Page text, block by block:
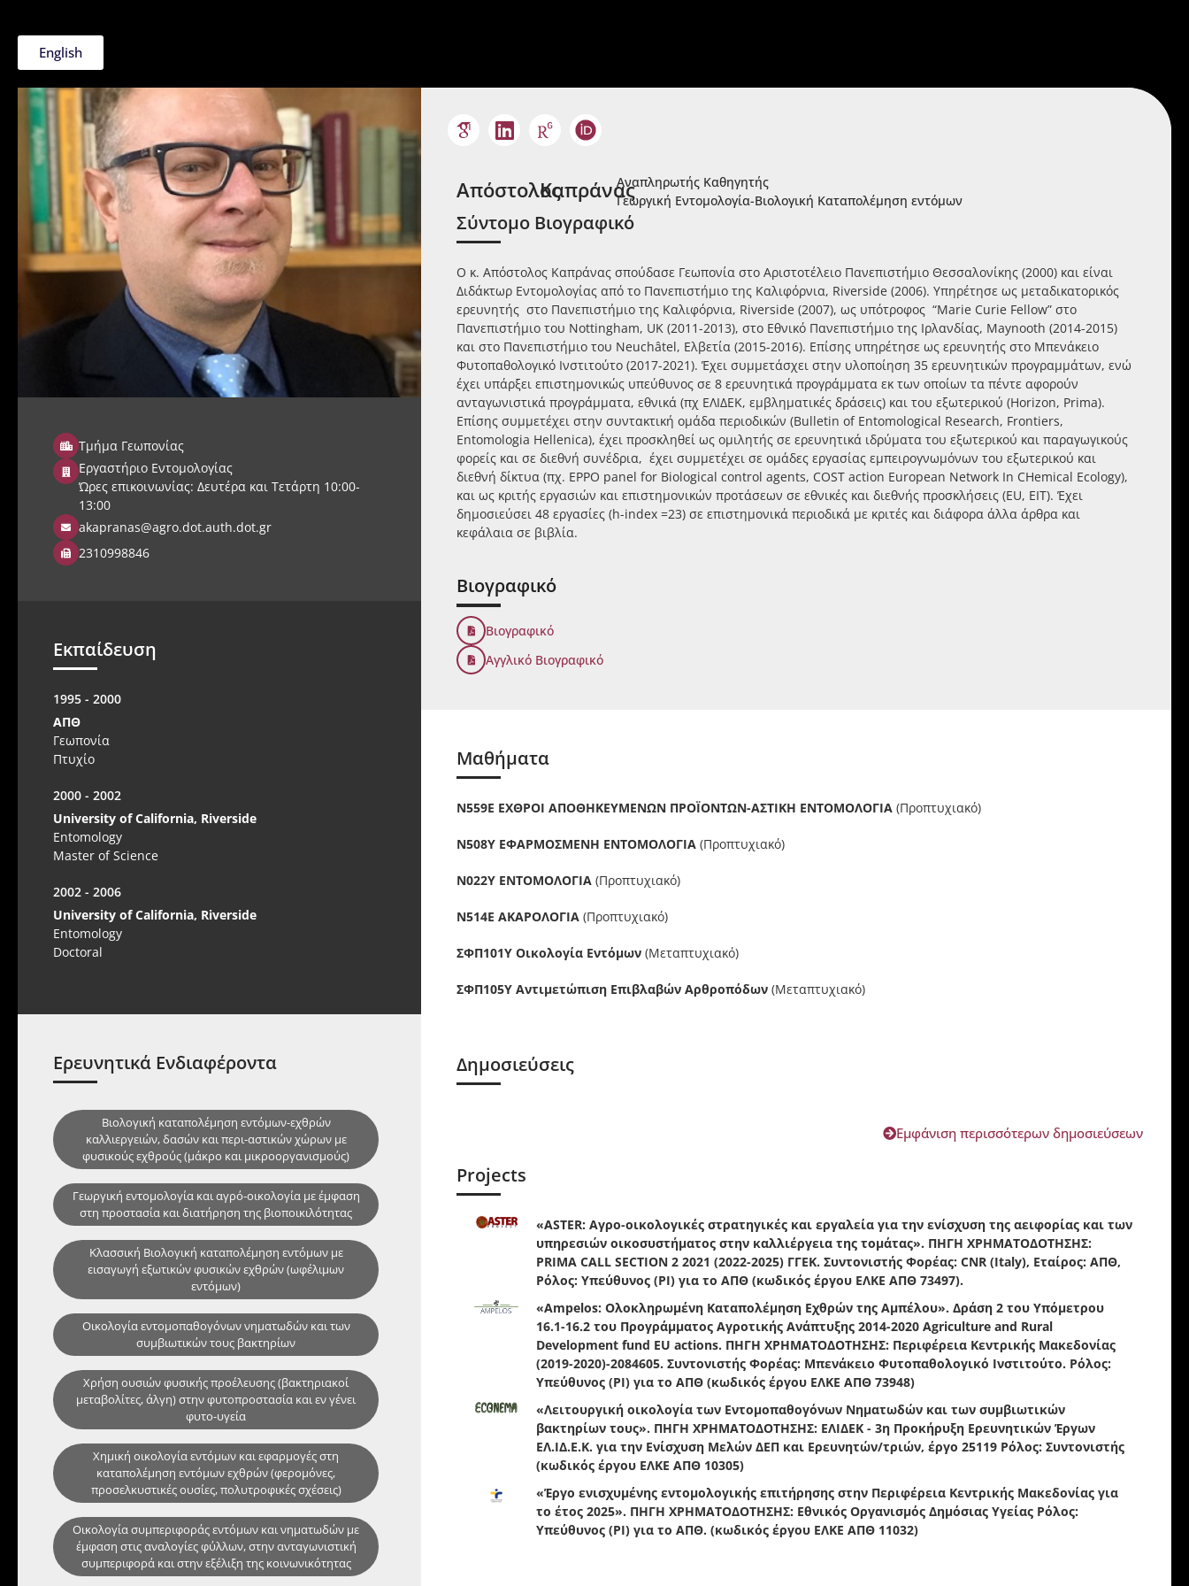
English
Τμήμα Γεωπονίας
Εργαστήριο Εντομολογίας
Ώρες επικοινωνίας: Δευτέρα και Τετάρτη 10:00-
13:00
akapranas@agro.dot.auth.dot.gr
2310998846
Εκπαίδευση
1995 - 2000
ΑΠΘ
Γεωπονία
Πτυχίo
2000 - 2002
University of California, Riverside
Entomology
Master of Science
2002 - 2006
University of California, Riverside
Entomology
Doctoral
Ερευνητικά Ενδιαφέροντα
Βιολογική καταπολέμηση εντόμων-εχθρών
καλλιεργειών, δασών και περι-αστικών χώρων με
φυσικούς εχθρούς (μάκρο και μικροοργανισμούς)
Γεωργική εντομολογία και αγρό-οικολογία με έμφαση
στη προστασία και διατήρηση της βιοποικιλότητας
Κλασσική Βιολογική καταπολέμηση εντόμων με
εισαγωγή εξωτικών φυσικών εχθρών (ωφέλιμων
εντόμων)
Οικολογία εντομοπαθογόνων νηματωδών και των
συμβιωτικών τους βακτηρίων
Χρήση ουσιών φυσικής προέλευσης (βακτηριακοί
μεταβολίτες, άλγη) στην φυτοπροστασία και εν γένει
φυτο-υγεία
Χημική οικολογία εντόμων και εφαρμογές στη
καταπολέμηση εντόμων εχθρών (φερομόνες,
προσελκυστικές ουσίες, πολυτροφικές σχέσεις)
Οικολογία συμπεριφοράς εντόμων και νηματωδών με
έμφαση στις αναλογίες φύλλων, στην ανταγωνιστική
συμπεριφορά και στην εξέλιξη της κοινωνικότητας
ΑπόστολοςΚαπράναςΑναπληρωτής Καθηγητής
Γεωργική Εντομολογία-Βιολογική Καταπολέμηση εντόμων
Σύντομο Βιογραφικό
Ο κ. Απόστολος Καπράνας σπούδασε Γεωπονία στο Αριστοτέλειο Πανεπιστήμιο Θεσσαλονίκης (2000) και είναι
Διδάκτωρ Εντομολογίας από το Πανεπιστήμιο της Καλιφόρνια, Riverside (2006). Υπηρέτησε ως μεταδικατορικός
ερευνητής στο Πανεπιστήμιο της Καλιφόρνια, Riverside (2007), ως υπότροφος “Marie Curie Fellow” στο
Πανεπιστήμιο του Nottingham, UK (2011-2013), στο Εθνικό Πανεπιστήμιο της Ιρλανδίας, Maynooth (2014-2015)
και στο Πανεπιστήμιο του Neuchâtel, Ελβετία (2015-2016). Επίσης υπηρέτησε ως ερευνητής στο Μπενάκειο
Φυτοπαθολογικό Ινστιτούτο (2017-2021). Έχει συμμετάσχει στην υλοποίηση 35 ερευνητικών προγραμμάτων, ενώ
έχει υπάρξει επιστημονικώς υπεύθυνος σε 8 ερευνητικά προγράμματα εκ των οποίων τα πέντε αφορούν
ανταγωνιστικά προγράμματα, εθνικά (πχ ΕΛΙΔΕΚ, εμβληματικές δράσεις) και του εξωτερικού (Horizon, Prima).
Επίσης συμμετέχει στην συντακτική ομάδα περιοδικών (Bulletin of Εntomological Research, Frontiers,
Entomologia Hellenica), έχει προσκληθεί ως ομιλητής σε ερευνητικά ιδρύματα του εξωτερικού και παραγωγικούς
φορείς και σε διεθνή συνέδρια, έχει συμμετέχει σε ομάδες εργασίας εμπειρογνωμόνων του εξωτερικού και
διεθνή δίκτυα (πχ. EPPO panel for Biological control agents, COST action European Network In CHemical Ecology),
και ως κριτής εργασιών και επιστημονικών προτάσεων σε εθνικές και διεθνής προσκλήσεις (EU, EIT). Έχει
δημοσιεύσει 48 εργασίες (h-index =23) σε επιστημονικά περιοδικά με κριτές και διάφορα άλλα άρθρα και
κεφάλαια σε βιβλία.
Βιογραφικό
Βιογραφικό
Αγγλικό Βιογραφικό
Μαθήματα
Ν559Ε ΕΧΘΡΟΙ ΑΠΟΘΗΚΕΥΜΕΝΩΝ ΠΡΟΪΟΝΤΩΝ-ΑΣΤΙΚΗ ΕΝΤΟΜΟΛΟΓΙΑ(Προπτυχιακό)
Ν508Υ ΕΦΑΡΜΟΣΜΕΝΗ ΕΝΤΟΜΟΛΟΓΙΑ (Προπτυχιακό)
Ν022Υ ΕΝΤΟΜΟΛΟΓΙΑ (Προπτυχιακό)
Ν514Ε ΑΚΑΡΟΛΟΓΙΑ (Προπτυχιακό)
ΣΦΠ101Υ Οικολογία Εντόμων (Μεταπτυχιακό)
ΣΦΠ105Υ Αντιμετώπιση Επιβλαβών Αρθροπόδων (Μεταπτυχιακό)
Δημοσιεύσεις
Εμφάνιση περισσότερων δημοσιεύσεων
Projects
«ASTER: Αγρο-οικολογικές στρατηγικές και εργαλεία για την ενίσχυση της αειφορίας και των
υπηρεσιών οικοσυστήματος στην καλλιέργεια της τομάτας». ΠΗΓΗ ΧΡΗΜΑΤΟΔΟΤΗΣΗΣ:
PRIMA CALL SECTION 2 2021 (2022-2025) ΓΓΕΚ. Συντονιστής Φορέας: CNR (Italy), Εταίρος: ΑΠΘ,
Ρόλος: Υπεύθυνος (PI) για το ΑΠΘ (κωδικός έργου ΕΛΚΕ ΑΠΘ 73497).
«Ampelos: Ολοκληρωμένη Καταπολέμηση Εχθρών της Αμπέλου». Δράση 2 του Υπόμετρου
16.1-16.2 του Προγράμματος Αγροτικής Ανάπτυξης 2014-2020 Agriculture and Rural
Development fund EU actions. ΠΗΓΗ ΧΡΗΜΑΤΟΔΟΤΗΣΗΣ: Περιφέρεια Κεντρικής Μακεδονίας
(2019-2020)-2084605. Συντονιστής Φορέας: Μπενάκειο Φυτοπαθολογικό Ινστιτούτο. Ρόλος:
Υπεύθυνος (PI) για το ΑΠΘ (κωδικός έργου ΕΛΚΕ ΑΠΘ 73948)
«Λειτουργική οικολογία των Εντομοπαθογόνων Νηματωδών και των συμβιωτικών
βακτηρίων τους». ΠΗΓΗ ΧΡΗΜΑΤΟΔΟΤΗΣΗΣ: ΕΛΙΔΕΚ - 3η Προκήρυξη Ερευνητικών Έργων
ΕΛ.ΙΔ.Ε.Κ. για την Ενίσχυση Μελών ΔΕΠ και Ερευνητών/τριών, έργο 25119 Ρόλος: Συντονιστής
(κωδικός έργου ΕΛΚΕ ΑΠΘ 10305)
«Έργο ενισχυμένης εντομολογικής επιτήρησης στην Περιφέρεια Κεντρικής Μακεδονίας για
το έτος 2025». ΠΗΓΗ ΧΡΗΜΑΤΟΔΟΤΗΣΗΣ: Εθνικός Οργανισμός Δημόσιας Υγείας Ρόλος:
Υπεύθυνος (PI) για το ΑΠΘ. (κωδικός έργου ΕΛΚΕ ΑΠΘ 11032)